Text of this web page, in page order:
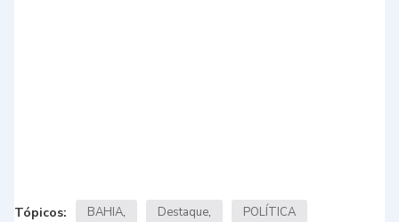
Tópicos: BAHIA Destaque POLÍTICA